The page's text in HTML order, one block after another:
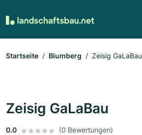
Startseite Blumberg Zeisig GaLaBau
Zeisig GaLaBau
0.0 (0 Bewertungen)